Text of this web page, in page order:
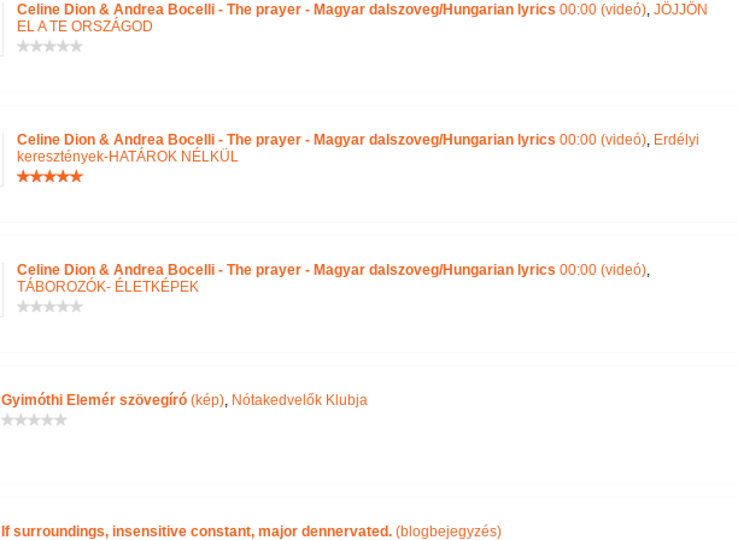
Celine Dion & Andrea Bocelli - The prayer - Magyar dalszoveg/Hungarian lyrics 00:00 (videó), JÖJJÖN
EL A TE ORSZÁGOD
Celine Dion & Andrea Bocelli - The prayer - Magyar dalszoveg/Hungarian lyrics 00:00 (videó), Erdélyi
keresztények-HATÁROK NÉLKÜL
Celine Dion & Andrea Bocelli - The prayer - Magyar dalszoveg/Hungarian lyrics 00:00 (videó),
TÁBOROZÓK- ÉLETKÉPEK
Gyimóthi Elemér szövegíró(kép), Nótakedvelők Klubja
If surroundings, insensitive constant, major dennervated. (blogbejegyzés)